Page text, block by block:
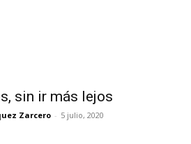
sin ir más lejos
Zarcero - 5 julio, 2020